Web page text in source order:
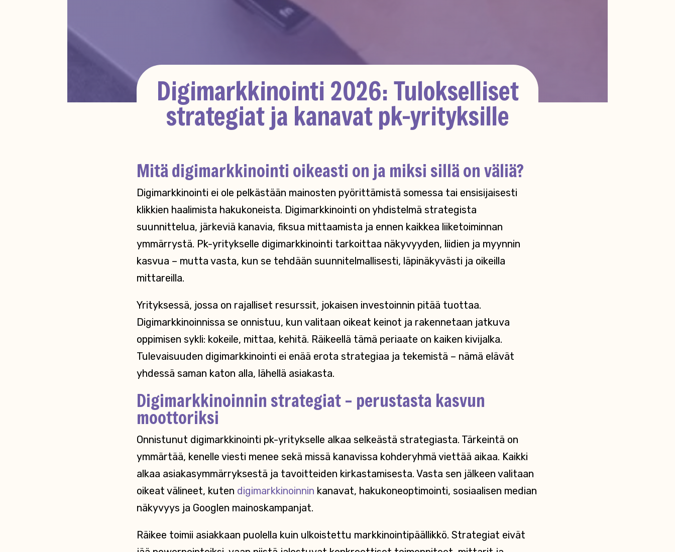
Digimarkkinointi 2026: Tulokselliset
strategiat ja kanavat pk-yrityksille
Mitä digimarkkinointi oikeasti on ja miksi sillä on väliä?
Digimarkkinointi ei ole pelkästään mainosten pyörittämistä somessa tai ensisijaisesti
klikkien haalimista hakukoneista. Digimarkkinointi on yhdistelmä strategista
suunnittelua, järkeviä kanavia, fiksua mittaamista ja ennen kaikkea liiketoiminnan
ymmärrystä. Pk-yritykselle digimarkkinointi tarkoittaa näkyvyyden, liidien ja myynnin
kasvua – mutta vasta, kun se tehdään suunnitelmallisesti, läpinäkyvästi ja oikeilla
mittareilla.
Yrityksessä, jossa on rajalliset resurssit, jokaisen investoinnin pitää tuottaa.
Digimarkkinoinnissa se onnistuu, kun valitaan oikeat keinot ja rakennetaan jatkuva
oppimisen sykli: kokeile, mittaa, kehitä. Räikeellä tämä periaate on kaiken kivijalka.
Tulevaisuuden digimarkkinointi ei enää erota strategiaa ja tekemistä – nämä elävät
yhdessä saman katon alla, lähellä asiakasta.
Digimarkkinoinnin strategiat – perustasta kasvun
moottoriksi
Onnistunut digimarkkinointi pk-yritykselle alkaa selkeästä strategiasta. Tärkeintä on
ymmärtää, kenelle viesti menee sekä missä kanavissa kohderyhmä viettää aikaa. Kaikki
alkaa asiakasymmärryksestä ja tavoitteiden kirkastamisesta. Vasta sen jälkeen valitaan
oikeat välineet, kuten digimarkkinoinnin kanavat, hakukoneoptimointi, sosiaalisen median
näkyvyys ja Googlen mainoskampanjat.
Räikee toimii asiakkaan puolella kuin ulkoistettu markkinointipäällikkö. Strategiat eivät